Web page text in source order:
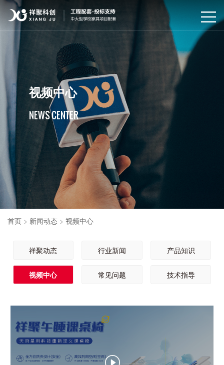
视频中心
NEWS CENTER
首页 > 新闻动态 > 视频中心
祥聚动态 行业新闻 产品知识
视频中心 常见问题 技术指导